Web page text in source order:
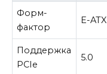
Форм-
фактор
E-ATX
Поддержка
PCIe
5.0